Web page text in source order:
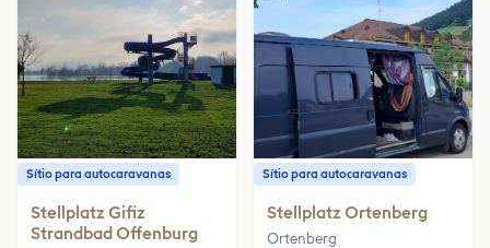
Sítio para autocaravanas
Stellplatz Gifiz
Strandbad Offenburg
Sítio para autocaravanas
Stellplatz Ortenberg
Ortenberg